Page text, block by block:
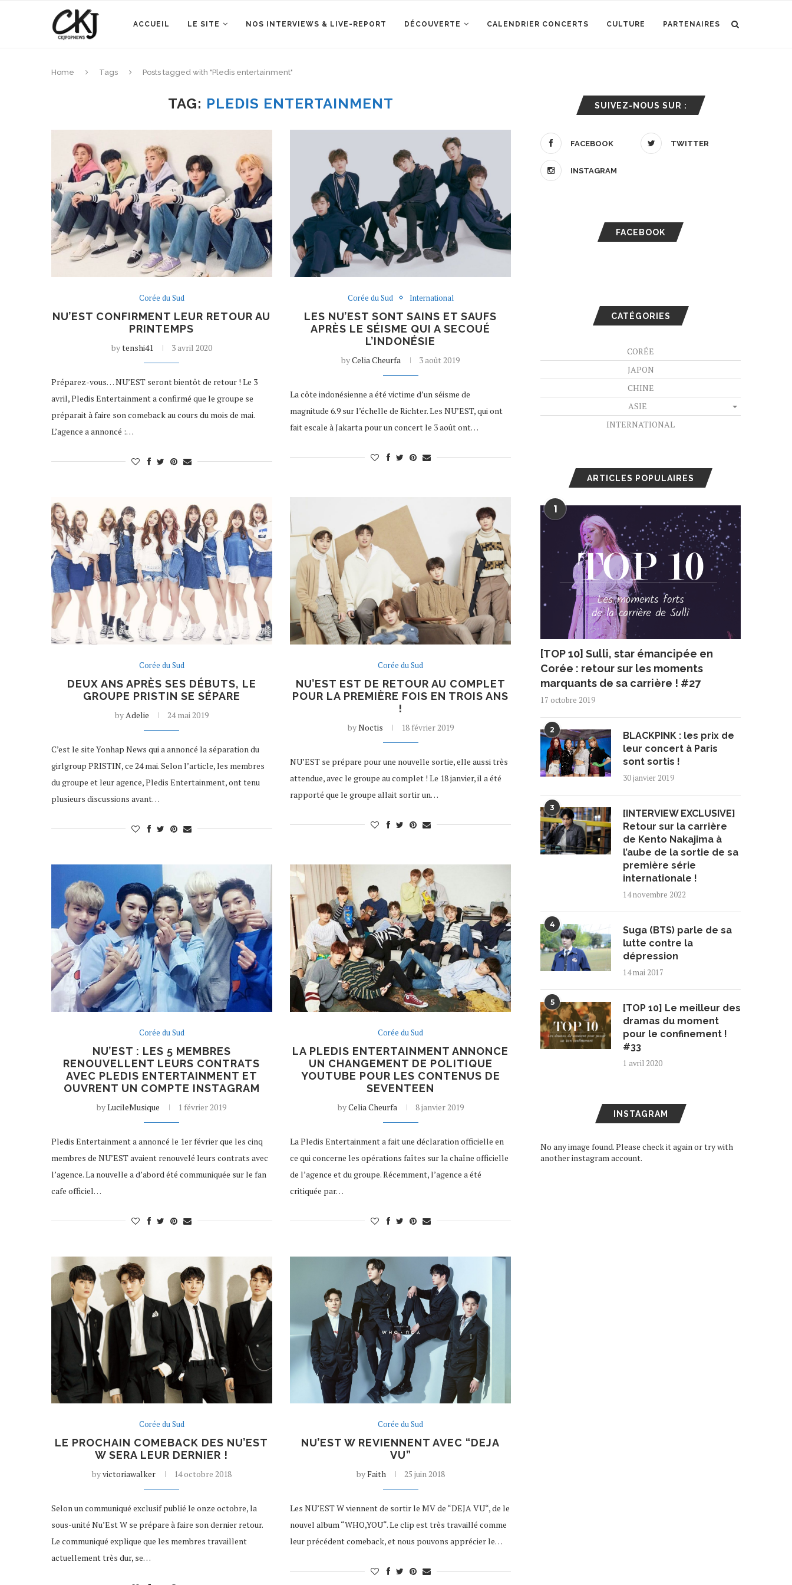
ACCUEIL LE SITE NOS INTERVIEWS & LIVE-REPORT DÉCOUVERTE CALENDRIER CONCERTS CULTURE PARTENAIRES
Home Tags Posts tagged with "Pledis entertainment"
TAG: PLEDIS ENTERTAINMENT
Corée du Sud
NU’EST CONFIRMENT LEUR RETOUR AU
PRINTEMPS
bytenshi41 3 avril 2020
Préparez-vous… NU’EST seront bientôt de retour ! Le 3
avril, Pledis Entertainment a confirmé que le groupe se
préparait à faire son comeback au cours du mois de mai.
L’agence a annoncé :…
Corée du Sud International
LES NU’EST SONT SAINS ET SAUFS
APRÈS LE SÉISME QUI A SECOUÉ
L’INDONÉSIE
byCelia Cheurfa 3 août 2019
La côte indonésienne a été victime d’un séisme de
magnitude 6.9 sur l’échelle de Richter. Les NU’EST, qui ont
fait escale à Jakarta pour un concert le 3 août ont…
Corée du Sud
DEUX ANS APRÈS SES DÉBUTS, LE
GROUPE PRISTIN SE SÉPARE
by Adelie 24 mai 2019
C’est le site Yonhap News qui a annoncé la séparation du
girlgroup PRISTIN, ce 24 mai. Selon l’article, les membres
du groupe et leur agence, Pledis Entertainment, ont tenu
plusieurs discussions avant…
Corée du Sud
NU’EST EST DE RETOUR AU COMPLET
POUR LA PREMIÈRE FOIS EN TROIS ANS
!
byNoctis 18 février 2019
NU’EST se prépare pour une nouvelle sortie, elle aussi très
attendue, avec le groupe au complet ! Le 18 janvier, il a été
rapporté que le groupe allait sortir un…
Corée du Sud
NU’EST : LES 5 MEMBRES
RENOUVELLENT LEURS CONTRATS
AVEC PLEDIS ENTERTAINMENT ET
OUVRENT UN COMPTE INSTAGRAM
byLucileMusique 1 février 2019
Pledis Entertainment a annoncé le 1er février que les cinq
membres de NU’EST avaient renouvelé leurs contrats avec
l’agence. La nouvelle a d’abord été communiquée sur le fan
cafe officiel…
Corée du Sud
LA PLEDIS ENTERTAINMENT ANNONCE
UN CHANGEMENT DE POLITIQUE
YOUTUBE POUR LES CONTENUS DE
SEVENTEEN
byCelia Cheurfa 8 janvier 2019
La Pledis Entertainment a fait une déclaration officielle en
ce qui concerne les opérations faîtes sur la chaîne officielle
de l’agence et du groupe. Récemment, l’agence a été
critiquée par…
Corée du Sud
LE PROCHAIN COMEBACK DES NU’EST
W SERA LEUR DERNIER !
byvictoriawalker 14 octobre 2018
Selon un communiqué exclusif publié le onze octobre, la
sous-unité Nu’Est W se prépare à faire son dernier retour.
Le communiqué explique que les membres travaillent
actuellement très dur, se…
Corée du Sud
NU’EST W REVIENNENT AVEC “DEJA
VU”
byFaith 25 juin 2018
Les NU’EST W viennent de sortir le MV de “DEJA VU“, de le
nouvel album “WHO,YOU“. Le clip est très travaillé comme
leur précédent comeback, et nous pouvons apprécier le…
SUIVEZ-NOUS SUR :
FACEBOOK TWITTER
INSTAGRAM
FACEBOOK
CATÉGORIES
CORÉE
JAPON
CHINE
ASIE
INTERNATIONAL
ARTICLES POPULAIRES
1
[TOP 10] Sulli, star émancipée en
Corée : retour sur les moments
marquants de sa carrière ! #27
17 octobre 2019
2
BLACKPINK : les prix de
leur concert à Paris
sont sortis !
30 janvier 2019
3
[INTERVIEW EXCLUSIVE]
Retour sur la carrière
de Kento Nakajima à
l’aube de la sortie de sa
première série
internationale !
14 novembre 2022
4
Suga (BTS) parle de sa
lutte contre la
dépression
14 mai 2017
5
[TOP 10] Le meilleur des
dramas du moment
pour le confinement !
#33
1 avril 2020
INSTAGRAM
No any image found. Please check it again or try with
another instagram account.